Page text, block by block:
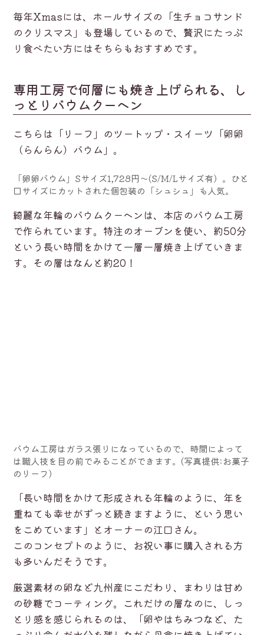
毎年Xmasには、ホールサイズの「生チョコサンド
のクリスマス」も登場しているので、贅沢にたっぷ
り食べたい方にはそちらもおすすめです。
専用工房で何層にも焼き上げられる、し
っとりバウムクーヘン
こちらは「リーフ」のツートップ・スイーツ「卵卵
（らんらん）バウム」。
「卵卵バウム」Sサイズ1,728円～(S/M/Lサイズ有）。ひと
口サイズにカットされた個包装の「シュシュ」も人気。
綺麗な年輪のバウムクーヘンは、本店のバウム工房
で作られています。特注のオーブンを使い、約50分
という長い時間をかけて一層一層焼き上げていきま
す。その層はなんと約20！
バウム工房はガラス張りになっているので、時間によって
は職人技を目の前でみることができます。(写真提供:お菓子
のリーフ)
「長い時間をかけて形成される年輪のように、年を
重ねても幸せがずっと続きますように、という思い
をこめています」とオーナーの江口さん。
このコンセプトのように、お祝い事に購入される方
も多いんだそうです。
厳選素材の卵など九州産にこだわり、まわりは甘め
の砂糖でコーティング。これだけの層なのに、しっ
とり感を感じられるのは、「卵やはちみつなど、た